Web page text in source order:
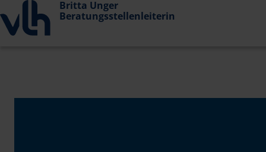
Britta Unger
Beratungsstellenleiterin